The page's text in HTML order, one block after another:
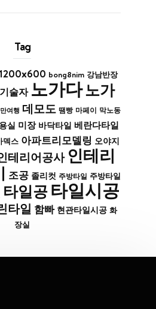
Tag
1200x600 bong8nim 강남반장
기술자 노가다노가
여행 데모도 땜빵 마페이 막노동
실 미장 바닥타일 베란다타일
덱스 아파트리모델링 오야지
테리어공사 인테리
조공 졸리컷 주방타일 주방타일
타일공타일시공
타일 함빠 현관타일시공 화
장실